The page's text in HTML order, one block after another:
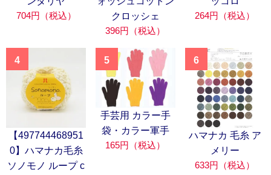
704円（税込）
クロッシェ
396円（税込）
264円（税込）
4
【497744468951
0】ハマナカ毛糸
ソノモノ ループ c
5
手芸用 カラー手
袋・カラー軍手
165円（税込）
6
ハマナカ 毛糸 ア
メリー
633円（税込）